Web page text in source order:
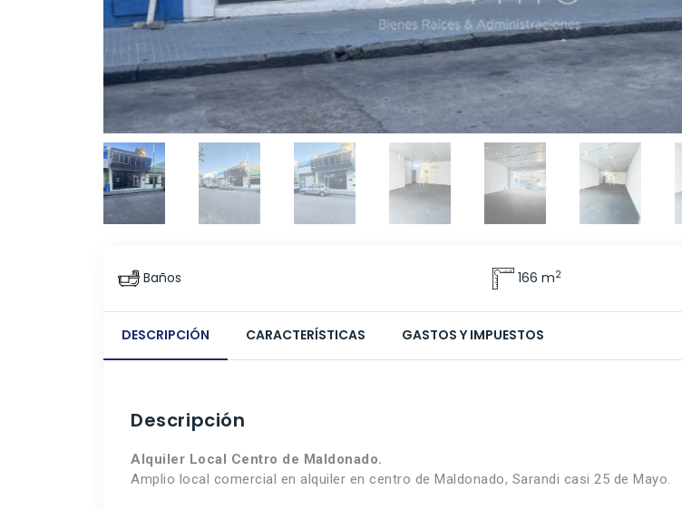
Baños 166 m2
DESCRIPCIÓN CARACTERÍSTICAS GASTOS Y IMPUESTOS
Descripción
Alquiler Local Centro de Maldonado.
Amplio local comercial en alquiler en centro de Maldonado, Sarandi casi 25 de Mayo.